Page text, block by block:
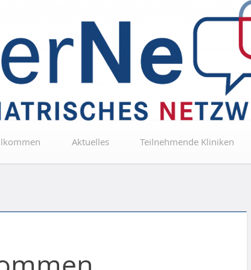
GerNe
Aktuelles Teilnehmende Kliniken